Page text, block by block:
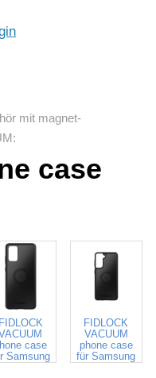
mit magnet-
:
case
640201
FIDLOCK
case
Samsung
FIDLOCK
VACUUM
phone case
für Samsung